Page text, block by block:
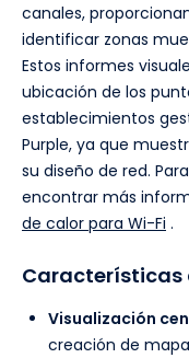
canales,
identificar zonas
Estos informes
ubicación de los
establecimientos
Purple, ya que
su diseño de red.
encontrar más
de calor para Wi-Fi .
Características
Visualización
creación de